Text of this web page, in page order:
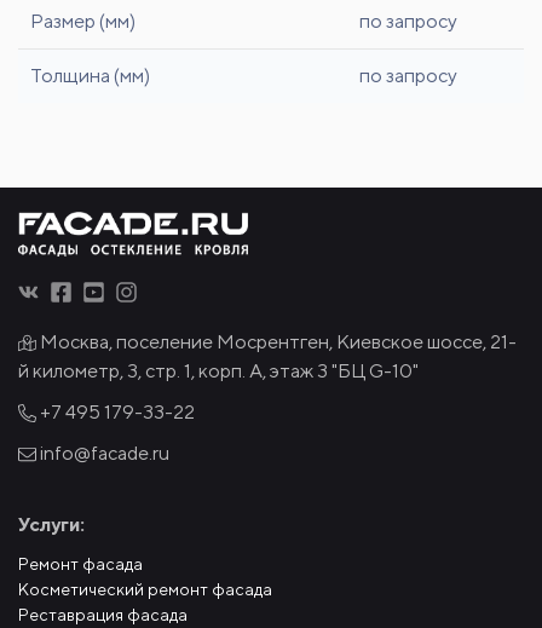
Размер (мм) по запросу
Толщина (мм) по запросу
Москва, поселение Мосрентген, Киевское шоссе, 21-
й километр, 3, стр. 1, корп. А, этаж 3 "БЦ G-10"
+7 495 179-33-22
info@facade.ru
Услуги:
Ремонт фасада
Косметический ремонт фасада
Реставрация фасада